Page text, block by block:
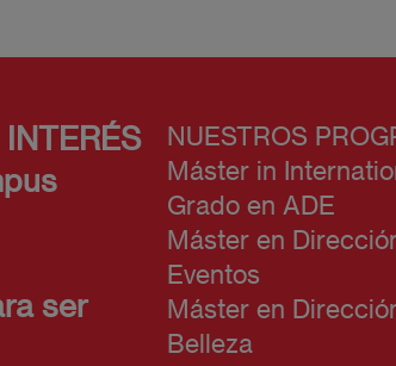
ser
NUESTROS
Máster in
Grado en ADE
Máster en
Eventos
Máster en
Belleza